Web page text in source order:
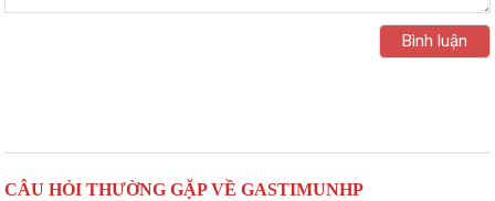
CÂU HỎI THƯỜNG GẶP VỀ GASTIMUNHP